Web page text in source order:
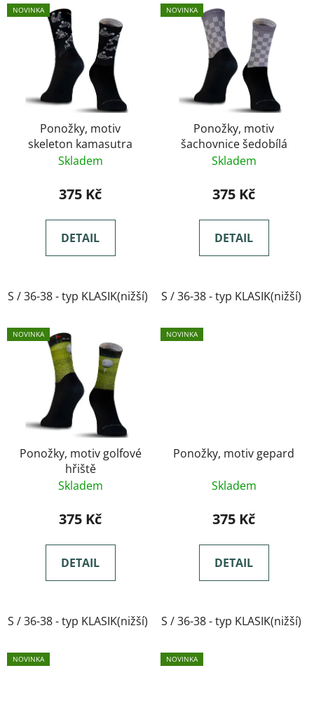
NOVINKA
Ponožky, motiv
skeleton kamasutra
Skladem
375 Kč
DETAIL
S / 36-38 - typ KLASIK(nižší) M / 39-41- typ KLASIK(nižší)
NOVINKA
Ponožky, motiv
šachovnice šedobílá
Skladem
375 Kč
DETAIL
S / 36-38 - typ KLASIK(nižší)
NOVINKA
Ponožky, motiv golfové
hřiště
Skladem
375 Kč
DETAIL
S / 36-38 - typ KLASIK(nižší) M / 39-41- typ KLASIK(nižší)
NOVINKA
Ponožky, motiv gepard
Skladem
375 Kč
DETAIL
S / 36-38 - typ KLASIK(nižší)
NOVINKA NOVINKA